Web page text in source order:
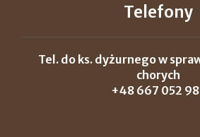
Telefony
Tel. do ks. dyżurnego w
chorych
+48 667 052